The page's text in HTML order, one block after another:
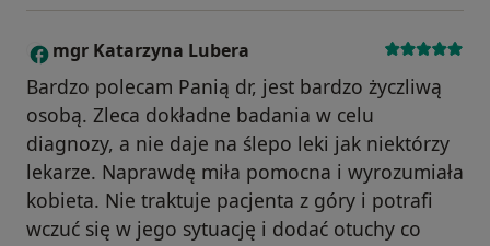
M mgr Katarzyna Lubera
Bardzo polecam Panią dr, jest bardzo życzliwą
osobą. Zleca dokładne badania w celu
diagnozy, a nie daje na ślepo leki jak niektórzy
lekarze. Naprawdę miła pomocna i wyrozumiała
kobieta. Nie traktuje pacjenta z góry i potrafi
wczuć się w jego sytuację i dodać otuchy co